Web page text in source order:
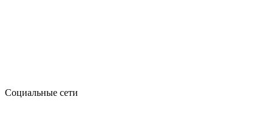
Социальные сети